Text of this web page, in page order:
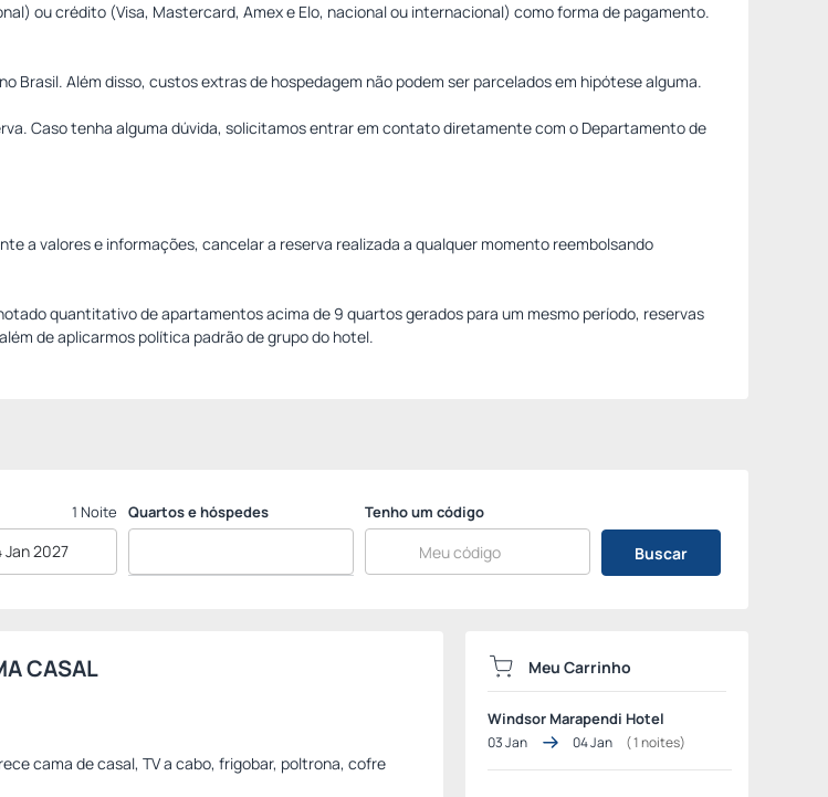
ou crédito (Visa, Mastercard, Amex e Elo, nacional ou internacional) como forma de pagamento.
Além disso, custos extras de hospedagem não podem ser parcelados em hipótese alguma.
Caso tenha alguma dúvida, solicitamos entrar em contato diretamente com o Departamento de
a valores e informações, cancelar a reserva realizada a qualquer momento reembolsando
quantitativo de apartamentos acima de 9 quartos gerados para um mesmo período, reservas
de aplicarmos política padrão de grupo do hotel.
1 Noite
Jan 2027
Quartos e hóspedes Tenho um código
Buscar
CASAL
cama de casal, TV a cabo, frigobar, poltrona, cofre
Meu Carrinho
Windsor Marapendi Hotel
03 Jan 04 Jan (1noites)